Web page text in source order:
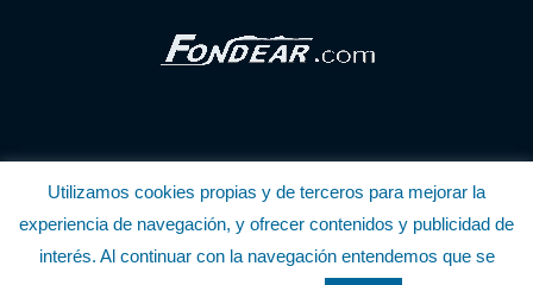
© Copyright Fondear, S.L.
Aunque se consideran exactas, declinamos toda responsabilidad sobre la
Utilizamos cookies propias y de terceros para mejorar la
experiencia de navegación, y ofrecer contenidos y publicidad de
interés. Al continuar con la navegación entendemos que se